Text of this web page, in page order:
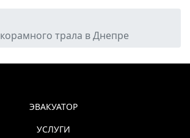
трала в Днепре
ЭВАКУАТОР
УСЛУГИ